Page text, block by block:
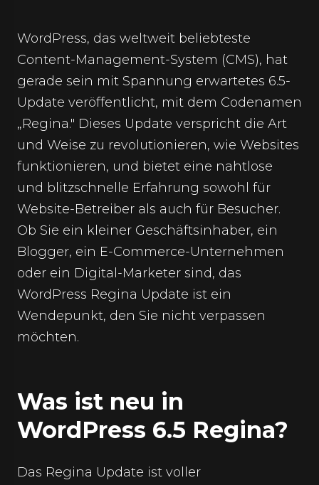
WordPress, das weltweit beliebteste
Content-Management-System (CMS), hat
gerade sein mit Spannung erwartetes 6.5-
Update veröffentlicht, mit dem Codenamen
„Regina." Dieses Update verspricht die Art
und Weise zu revolutionieren, wie Websites
funktionieren, und bietet eine nahtlose
und blitzschnelle Erfahrung sowohl für
Website-Betreiber als auch für Besucher.
Ob Sie ein kleiner Geschäftsinhaber, ein
Blogger, ein E-Commerce-Unternehmen
oder ein Digital-Marketer sind, das
WordPress Regina Update ist ein
Wendepunkt, den Sie nicht verpassen
möchten.
Was ist neu in
WordPress 6.5 Regina?
Das Regina Update ist voller